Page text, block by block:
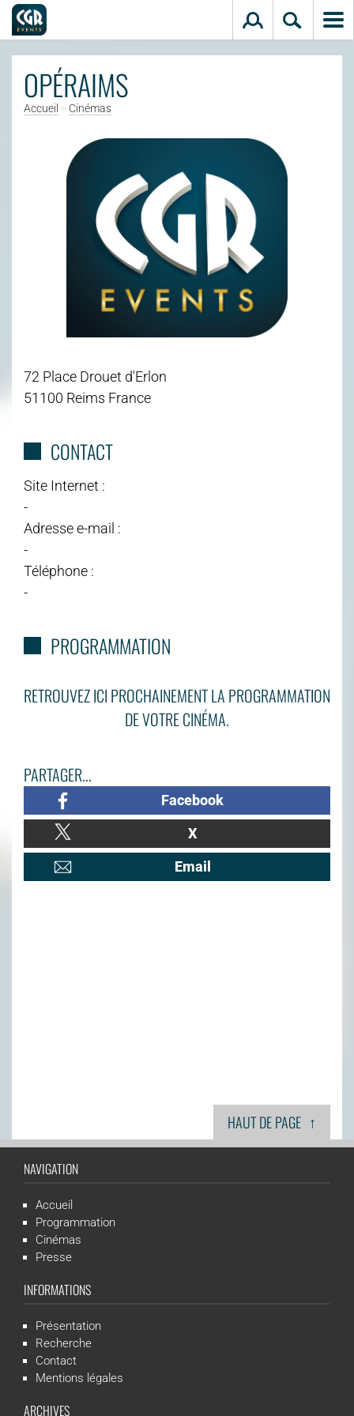
Aller au contenu principal
OPÉRAIMS
Accueil > Cinémas
72 Place Drouet d'Erlon
51100 Reims France
CONTACT
Site Internet :
-
Adresse e-mail :
-
Téléphone :
-
PROGRAMMATION
RETROUVEZ ICI PROCHAINEMENT LA PROGRAMMATION
DE VOTRE CINÉMA.
PARTAGER...
Facebook
X
Email
HAUT DE PAGE ↑
NAVIGATION
Accueil
Programmation
Cinémas
Presse
INFORMATIONS
Présentation
Recherche
Contact
Mentions légales
ARCHIVES